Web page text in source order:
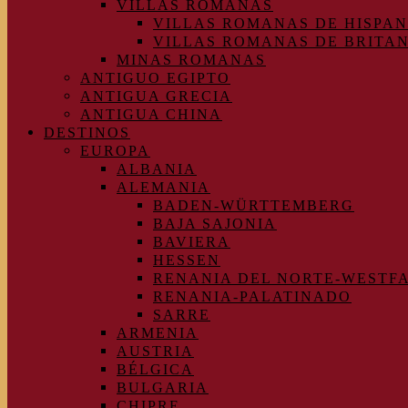
VILLAS ROMANAS
VILLAS ROMANAS DE
VILLAS ROMANAS DE
MINAS ROMANAS
ANTIGUO EGIPTO
ANTIGUA GRECIA
ANTIGUA CHINA
DESTINOS
EUROPA
ALBANIA
ALEMANIA
BADEN-WÜRTTEMBERG
BAJA SAJONIA
BAVIERA
HESSEN
RENANIA DEL NORTE-
RENANIA-PALATINADO
SARRE
ARMENIA
AUSTRIA
BÉLGICA
BULGARIA